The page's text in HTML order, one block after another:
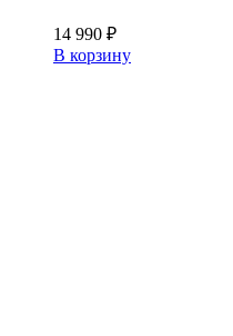
14 990 ₽
В корзину